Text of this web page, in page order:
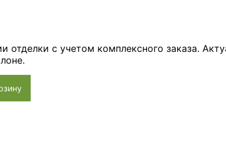
отделки с учетом комплексного заказа.